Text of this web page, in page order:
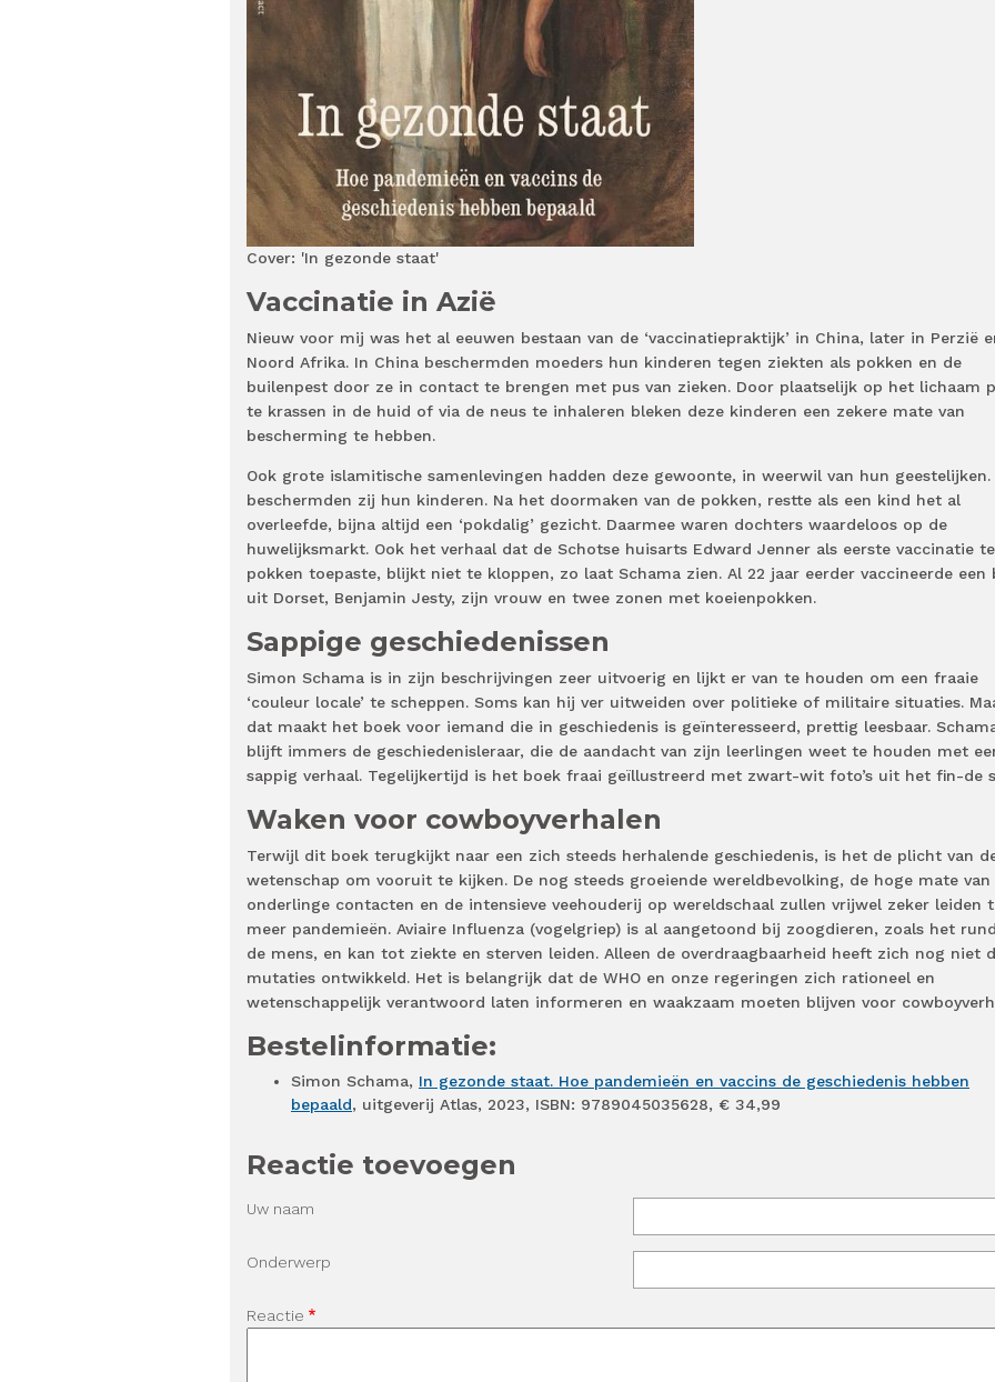
Cover: 'In gezonde staat'
Vaccinatie in Azië
Nieuw voor mij was het al eeuwen bestaan van de ‘vaccinatiepraktijk’ in China, later in Perzië
Noord Afrika. In China beschermden moeders hun kinderen tegen ziekten als pokken en de
builenpest door ze in contact te brengen met pus van zieken. Door plaatselijk op het lichaam
te krassen in de huid of via de neus te inhaleren bleken deze kinderen een zekere mate van
bescherming te hebben.
Ook grote islamitische samenlevingen hadden deze gewoonte, in weerwil van hun geestelijken.
beschermden zij hun kinderen. Na het doormaken van de pokken, restte als een kind het al
overleefde, bijna altijd een ‘pokdalig’ gezicht. Daarmee waren dochters waardeloos op de
huwelijksmarkt. Ook het verhaal dat de Schotse huisarts Edward Jenner als eerste vaccinatie
pokken toepaste, blijkt niet te kloppen, zo laat Schama zien. Al 22 jaar eerder vaccineerde een
uit Dorset, Benjamin Jesty, zijn vrouw en twee zonen met koeienpokken.
Sappige geschiedenissen
Simon Schama is in zijn beschrijvingen zeer uitvoerig en lijkt er van te houden om een fraaie
‘couleur locale’ te scheppen. Soms kan hij ver uitweiden over politieke of militaire situaties.
dat maakt het boek voor iemand die in geschiedenis is geïnteresseerd, prettig leesbaar.
blijft immers de geschiedenisleraar, die de aandacht van zijn leerlingen weet te houden met
sappig verhaal. Tegelijkertijd is het boek fraai geïllustreerd met zwart-wit foto’s uit het fin-de
Waken voor cowboyverhalen
Terwijl dit boek terugkijkt naar een zich steeds herhalende geschiedenis, is het de plicht van
wetenschap om vooruit te kijken. De nog steeds groeiende wereldbevolking, de hoge mate van
onderlinge contacten en de intensieve veehouderij op wereldschaal zullen vrijwel zeker leiden
meer pandemieën. Aviaire Influenza (vogelgriep) is al aangetoond bij zoogdieren, zoals het
de mens, en kan tot ziekte en sterven leiden. Alleen de overdraagbaarheid heeft zich nog niet
mutaties ontwikkeld. Het is belangrijk dat de WHO en onze regeringen zich rationeel en
wetenschappelijk verantwoord laten informeren en waakzaam moeten blijven voor
Bestelinformatie:
Simon Schama, In gezonde staat. Hoe pandemieën en vaccins de geschiedenis hebben
bepaald, uitgeverij Atlas, 2023, ISBN: 9789045035628, € 34,99
Reactie toevoegen
Uw naam
Onderwerp
Reactie